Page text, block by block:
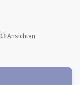
Ansichten